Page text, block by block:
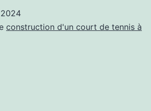
construction d'un court de tennis à